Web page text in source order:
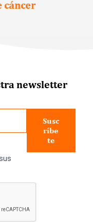
newsletter
Susc
ríbe
te